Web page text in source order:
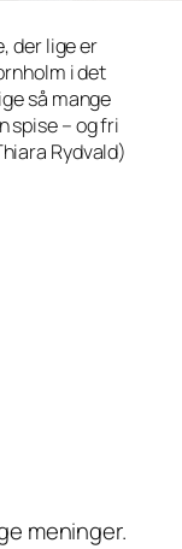
der lige er
i det
så mange
spise – og fri
Rydvald)
meninger.